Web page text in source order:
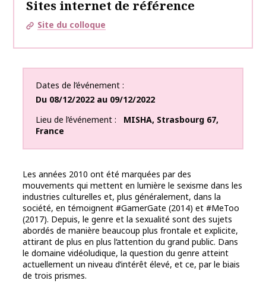
Sites internet de référence
Site du colloque
Dates de l’événement
Du 08/12/2022 au 09/12/2022
Lieu de l’événement
MISHA, Strasbourg 67,
France
Les années 2010 ont été marquées par des
mouvements qui mettent en lumière le sexisme dans les
industries culturelles et, plus généralement, dans la
société, en témoignent #GamerGate (2014) et #MeToo
(2017). Depuis, le genre et la sexualité sont des sujets
abordés de manière beaucoup plus frontale et explicite,
attirant de plus en plus l‘attention du grand public. Dans
le domaine vidéoludique, la question du genre atteint
actuellement un niveau d’intérêt élevé, et ce, par le biais
de trois prismes.